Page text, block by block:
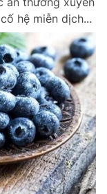
hệ miễn dịch...